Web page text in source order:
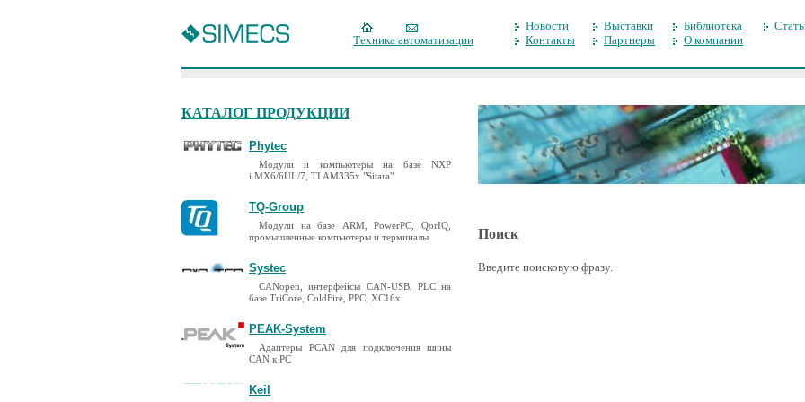
Техника автоматизации
Новости Выставки Библиотека
Контакты
Партнеры О компании
КАТАЛОГ ПРОДУКЦИИ
Phytec
Модули и компьютеры на базе NXP
i.MX6/6UL/7, TI AM335x "Sitara"
TQ-Group
Модули на базе ARM, PowerPC, QorIQ,
промышленные компьютеры и терминалы
Systec
CANopen, интерфейсы CAN-USB, PLC на
базе TriCore, ColdFire, PPC, XC16x
PEAK-System
Адаптеры PCAN для подключения шины
CAN к PC
Keil
Поиск
Введите поисковую фразу.